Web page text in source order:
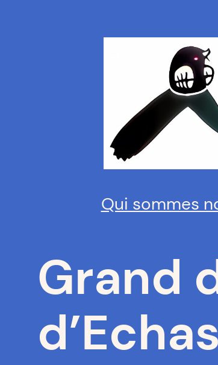
Qui sommes
Grand